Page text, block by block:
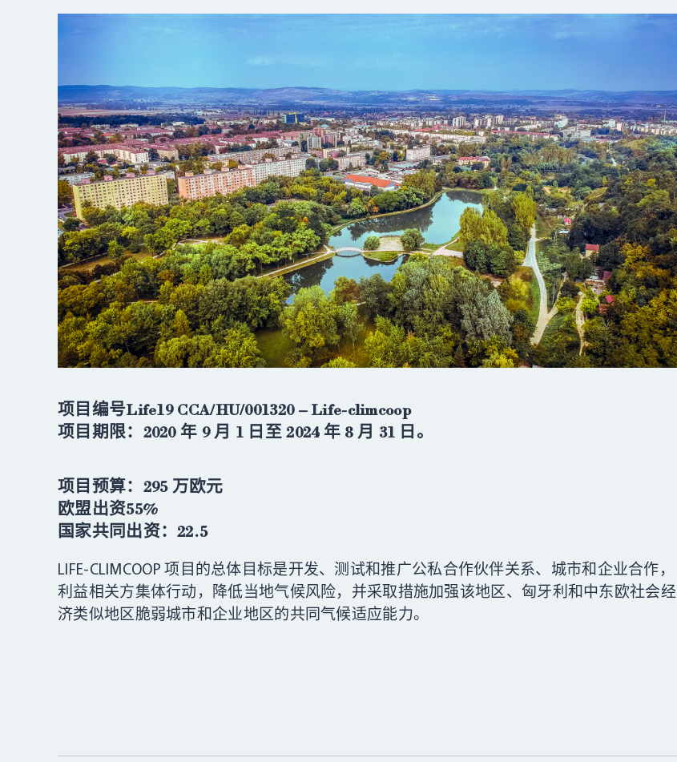
项目编号Life19 CCA/HU/001320 – Life-climcoop
项目期限：2020 年 9 月 1 日至 2024 年 8 月 31 日。
项目预算：295 万欧元
欧盟出资55%
国家共同出资：22.5
LIFE-CLIMCOOP 项目的总体目标是开发、测试和推广公私合作伙伴关系、城市和企业合作，
利益相关方集体行动，降低当地气候风险，并采取措施加强该地区、匈牙利和中东欧社会经
济类似地区脆弱城市和企业地区的共同气候适应能力。